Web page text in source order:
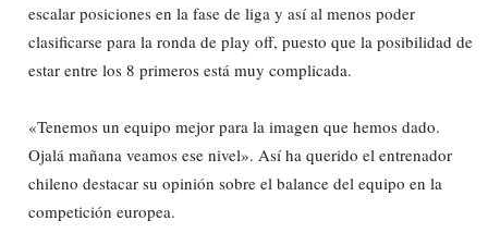
escalar posiciones en la fase de liga y así al menos poder
clasificarse para la ronda de play off, puesto que la posibilidad de
estar entre los 8 primeros está muy complicada.
«Tenemos un equipo mejor para la imagen que hemos dado.
Ojalá mañana veamos ese nivel». Así ha querido el entrenador
chileno destacar su opinión sobre el balance del equipo en la
competición europea.